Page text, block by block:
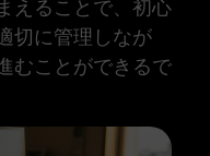
えることで、初心
切に管理しなが
むことができるで